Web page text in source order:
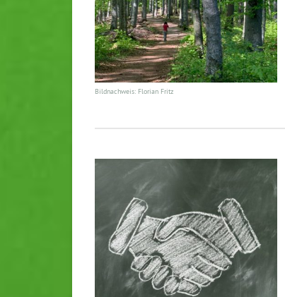
Bildnachweis: Florian Fritz